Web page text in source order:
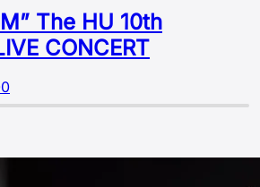
The HU 10th
CONCERT